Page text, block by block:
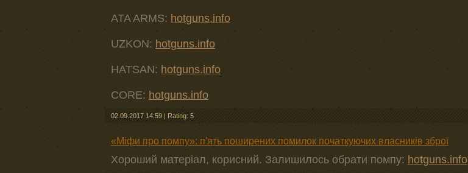
ATA ARMS: hotguns.info
UZKON: hotguns.info
HATSAN: hotguns.info
CORE: hotguns.info
02.09.2017 14:59 | Rating: 5
«Міфи про помпу»: п'ять поширених помилок початкуючих власників зброї
Хороший матеріал, корисний. Залишилось обрати помпу: hotguns.info